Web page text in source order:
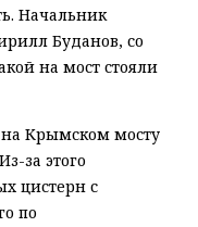
Начальник
Буданов, со
на мост стояли
Крымском мосту
за этого
цистерн с
по